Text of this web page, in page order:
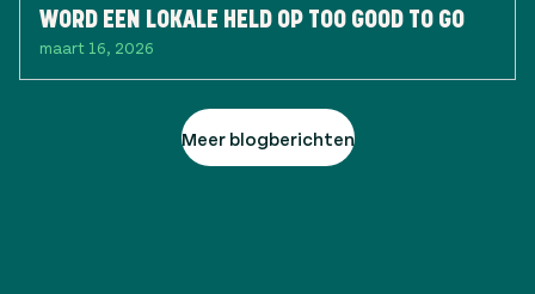
WORD EEN LOKALE HELD OP TOO GOOD TO GO
maart 16, 2026
Meer blogberichten